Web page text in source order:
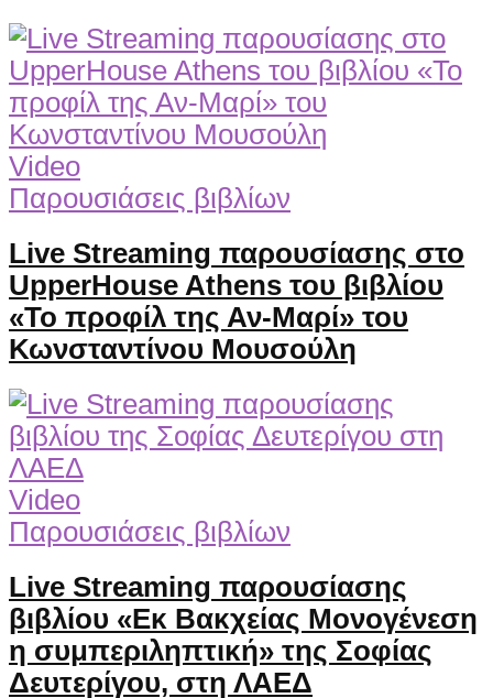
Video
Παρουσιάσεις βιβλίων
Live Streaming παρουσίασης στο
UpperHouse Athens του βιβλίου
«Το προφίλ της Αν-Μαρί» του
Κωνσταντίνου Μουσούλη
Video
Παρουσιάσεις βιβλίων
Live Streaming παρουσίασης
βιβλίου «Εκ Βακχείας Μονογένεση
η συμπεριληπτική» της Σοφίας
Δευτερίγου, στη ΛΑΕΔ